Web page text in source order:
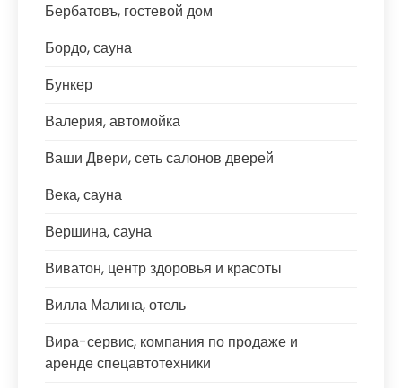
Бербатовъ, гостевой дом
Бордо, сауна
Бункер
Валерия, автомойка
Ваши Двери, сеть салонов дверей
Века, сауна
Вершина, сауна
Виватон, центр здоровья и красоты
Вилла Малина, отель
Вира-сервис, компания по продаже и
аренде спецавтотехники